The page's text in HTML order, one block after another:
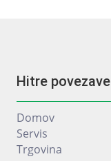
izdelka
Hitre povezave
Domov
Servis
Trgovina